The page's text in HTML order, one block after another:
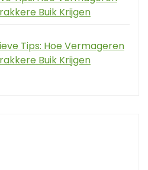
Buik Krijgen
Tips: Hoe Vermageren
Buik Krijgen